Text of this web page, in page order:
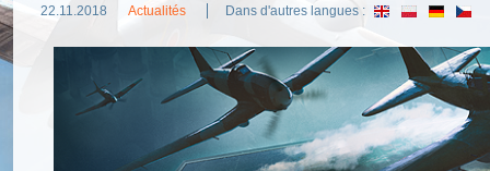
22.11.2018 Actualités Dans d'autres langues :